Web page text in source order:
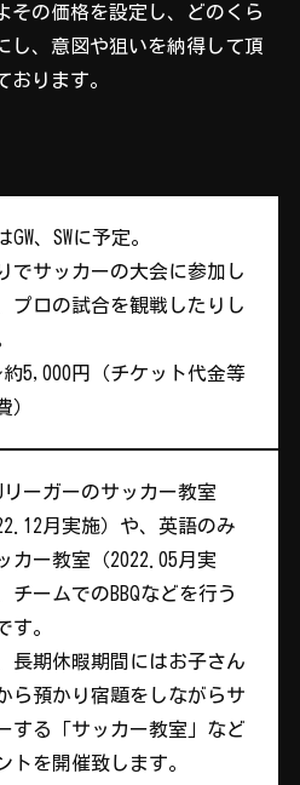
その価格を設定し、どのくら
し、意図や狙いを納得して頂
おります。
GW、SWに予定。
でサッカーの大会に参加し
プロの試合を観戦したりし
約5,000円（チケット代金等
）
リーガーのサッカー教室
月実施）や、英語のみ
カー教室（2022.05月実
チームでのBBQなどを行う
す。
長期休暇期間にはお子さん
ら預かり宿題をしながらサ
する「サッカー教室」など
トを開催致します。